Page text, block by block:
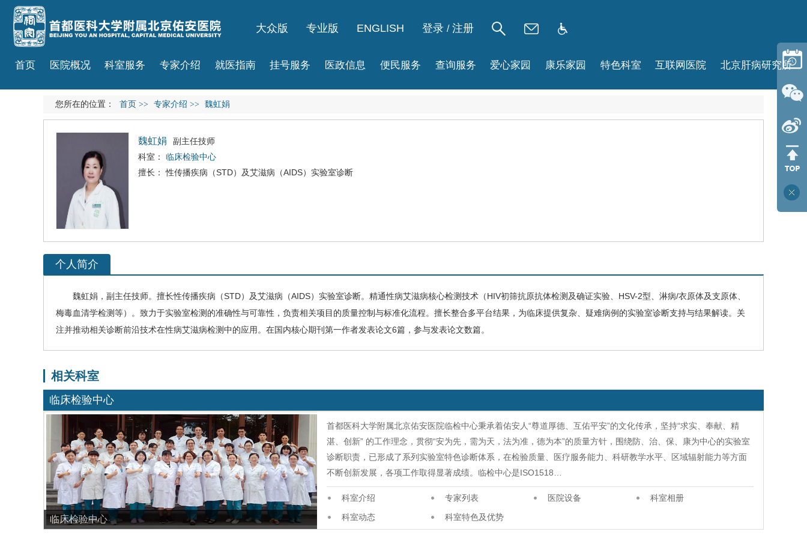
大众版 专业版 ENGLISH 登录 / 注册
首页 医院概况 科室服务 专家介绍 就医指南 挂号服务 医政信息 便民服务 查询服务 爱心家园 康乐家园 特色科室 互联网医院 北京肝病研究所
您所在的位置： 首页 >> 专家介绍 >> 魏虹娟
魏虹娟
副主任技师
科室： 临床检验中心
擅长： 性传播疾病（STD）及艾滋病 （AIDS）实验室诊断
个人简介
魏虹娟 ，副主任技师。擅长性传播疾病（STD）及艾滋病 （AIDS）实验室诊断。精通性病艾滋病核心检测技术（HIV初筛抗原抗体检测及确证实验、HSV-2型、淋病/衣原体及支原体、
梅毒血清学检测等）。致力于实验室检测的准确性与可靠性，负责相关项目的质量控制与标准化流程。擅长整合多平台结果，为临床提供复杂、疑难病例的实验室诊断支持与结果解读。关
注并推动相关诊断前沿技术在性病艾滋病检测中的应用。在国内核心期刊第一作者发表论文6篇，参与发表论文数篇。
相关科室
临床检验中心
临床检验中心
首都医科大学附属北京佑安医院临检中心秉承着佑安人“尊道厚德、互佑平安”的文化传承，坚持“求实、奉献、精
湛、创新” 的工作理念，贯彻“安为先，需为天，法为准，德为本”的质量方针，围绕防、治、保、康为中心的实验室
诊断职责，已形成了系列实验室特色诊断体系，在检验质量、医疗服务能力、科研教学水平、区域辐射能力等方面
不断创新发展，各项工作取得显著成绩。临检中心是ISO1518…
科室介绍 专家列表 医院设备
科室相册
科室动态
科室特色及优势